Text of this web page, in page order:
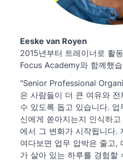
Eeske van Royen
2015년부터 트레이너로 활
Focus Academy와 함께했
"Senior Professional
은 사람들이 더 큰 여유와
수 있도록 돕고 있습니다.
신에게 쏟아지는지 인식하
에서 그 변화가 시작됩니다.
여다보면 업무 압박은 줄고,
가 살아 있는 하루를 경험할